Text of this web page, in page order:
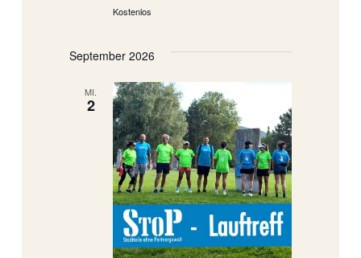
Kostenlos
September 2026
MI.
2